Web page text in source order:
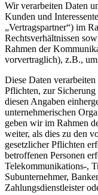
Wir verarbeiten Daten
Kunden und
„Vertragspartner“) im
Rechtsverhältnissen
Rahmen der
vorvertraglich), z.B.,
Diese Daten
Pflichten, zur
diesen Angaben
unternehmerischen
geben wir im Rahmen
weiter, als dies zu den
gesetzlicher Pflichten
betroffenen Personen
Telekommunikations-,
Subunternehmer,
Zahlungsdienstleister